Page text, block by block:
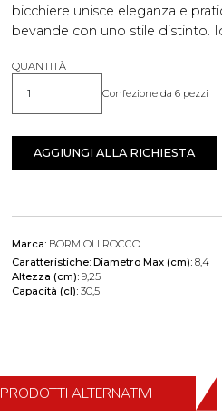
bicchiere unisce eleganza e
bevande con uno stile distinto.
QUANTITÀ
Quantità Confezione da 6 pezzi
AGGIUNGI ALLA RICHIESTA
Marca: BORMIOLI ROCCO
Caratteristiche: Diametro Max (cm): 8,4
Altezza (cm): 9,25
Capacità (cl): 30,5
PRODOTTI ALTERNATIVI